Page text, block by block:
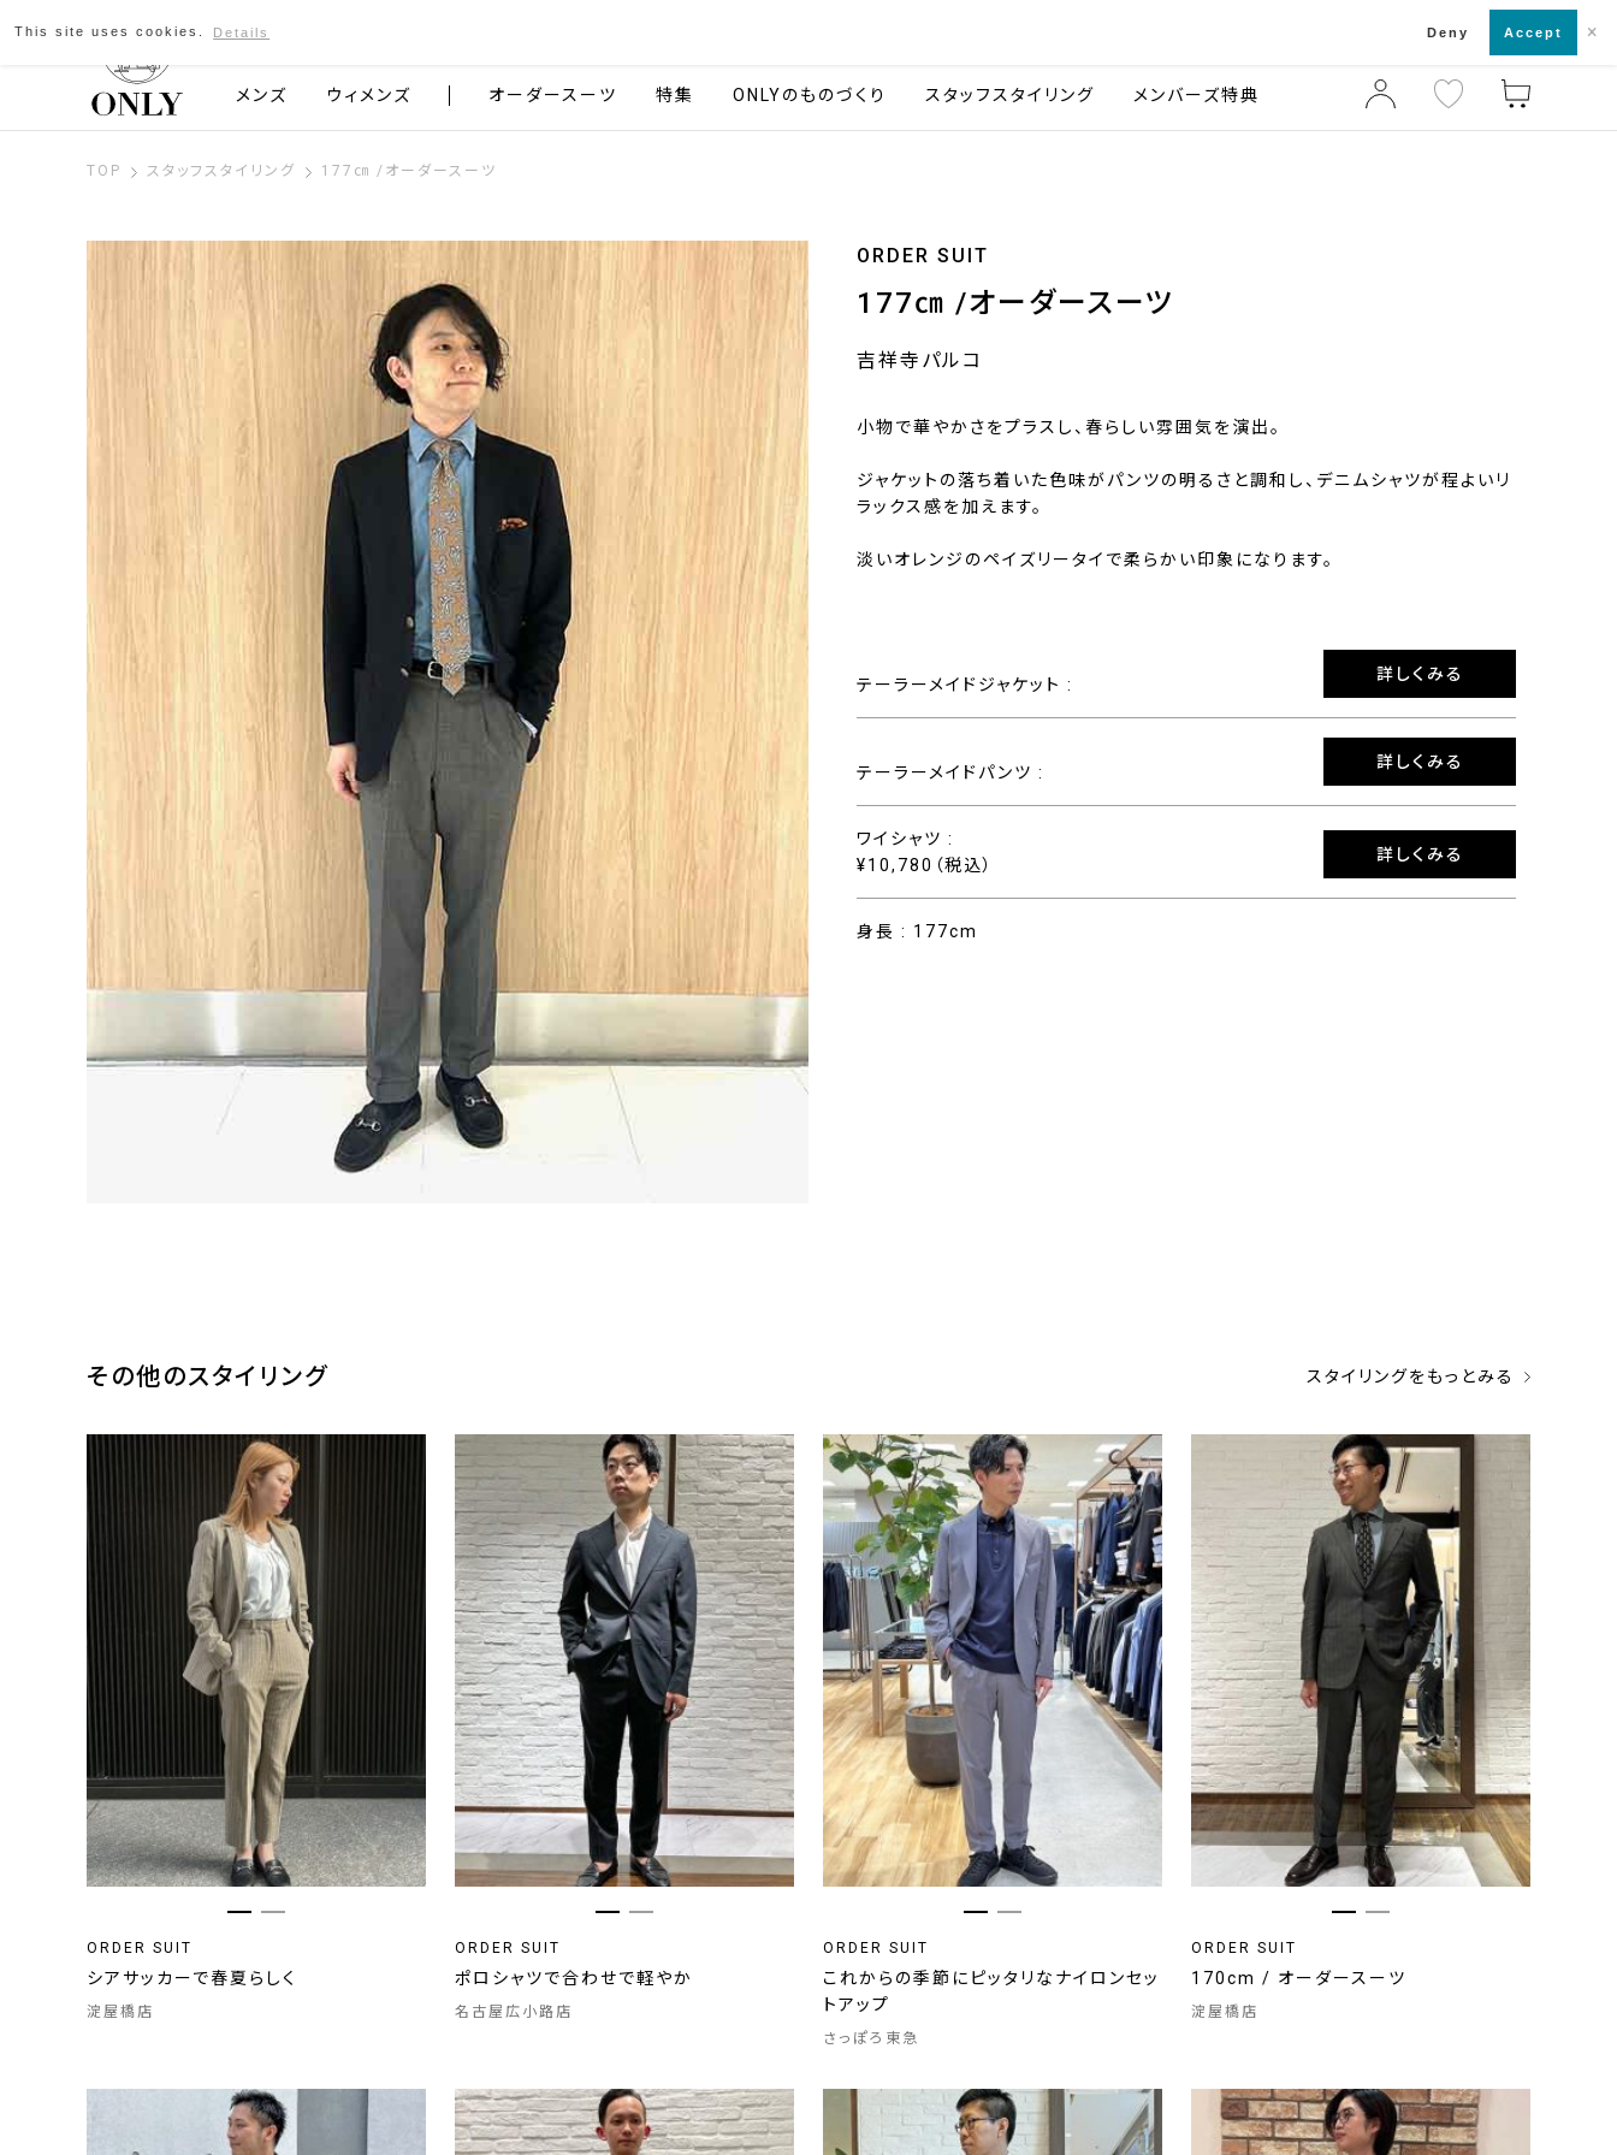
京都発のスーツブランド ONLY 店舗一覧・来店予約
メンズ ウィメンズ オーダースーツ 特集 ONLYのものづくり スタッフスタイリング メンバーズ特典
TOP スタッフスタイリング 177㎝ /オーダースーツ
ORDER SUIT
177㎝ /オーダースーツ
吉祥寺パルコ
小物で華やかさをプラスし、春らしい雰囲気を演出。
ジャケットの落ち着いた色味がパンツの明るさと調和し、デニムシャツが程よいリ
ラックス感を加えます。
淡いオレンジのペイズリータイで柔らかい印象になります。
テーラーメイドジャケット :
詳しくみる
テーラーメイドパンツ :
詳しくみる
ワイシャツ :
¥10,780（税込）
詳しくみる
身長 : 177cm
その他のスタイリング スタイリングをもっとみる
ORDER SUIT
シアサッカーで春夏らしく
淀屋橋店
ORDER SUIT
ポロシャツで合わせで軽やか
名古屋広小路店
ORDER SUIT
これからの季節にピッタリなナイロンセッ
トアップ
さっぽろ東急
ORDER SUIT
170cm / オーダースーツ
淀屋橋店
This site uses cookies. Details Deny Accept ×